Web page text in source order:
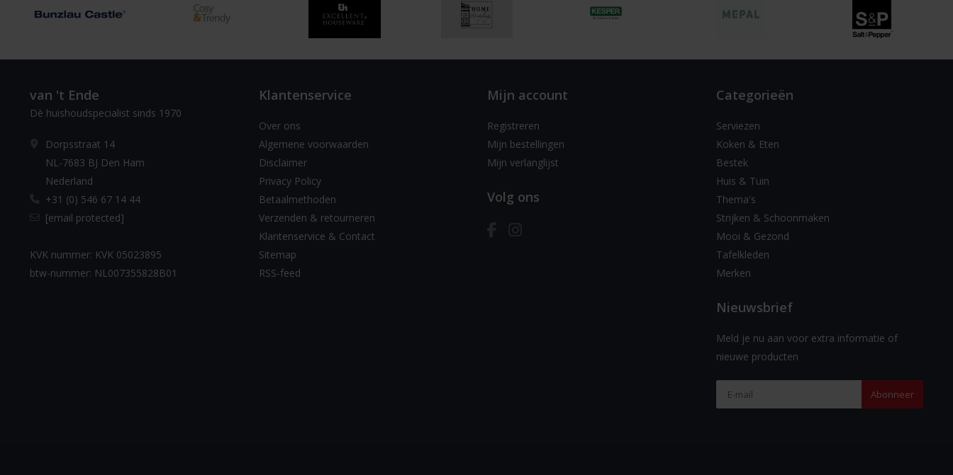
van 't Ende
Dè huishoudspecialist sinds 1970
Dorpsstraat 14
NL-7683 BJ Den Ham
Nederland
+31 (0) 546 67 14 44
[email protected]
KVK nummer: KVK 05023895
btw-nummer: NL007355828B01
Klantenservice
Over ons
Algemene voorwaarden
Disclaimer
Privacy Policy
Betaalmethoden
Verzenden & retourneren
Klantenservice & Contact
Sitemap
RSS-feed
Mijn account
Registreren
Mijn bestellingen
Mijn verlanglijst
Volg ons
Categorieën
Serviezen
Koken & Eten
Bestek
Huis & Tuin
Thema's
Strijken & Schoonmaken
Mooi & Gezond
Tafelkleden
Merken
Nieuwsbrief
Meld je nu aan voor extra informatie of
nieuwe producten
Abonneer